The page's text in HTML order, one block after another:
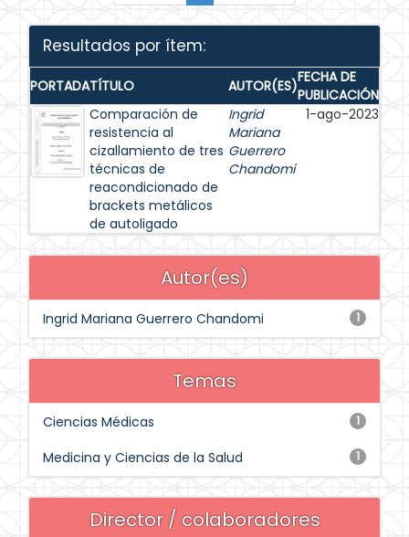
Resultados por ítem:
PORTADATÍTULO AUTOR(ES)FECHA DE
PUBLICACIÓN
Comparación de
resistencia al
cizallamiento de tres
técnicas de
reacondicionado de
brackets metálicos
de autoligado
Ingrid
Mariana
Guerrero
Chandomi
1-ago-2023
Autor(es)
1
Ingrid Mariana Guerrero Chandomi
Temas
1
Ciencias Médicas
1
Medicina y Ciencias de la Salud
Director / colaboradores